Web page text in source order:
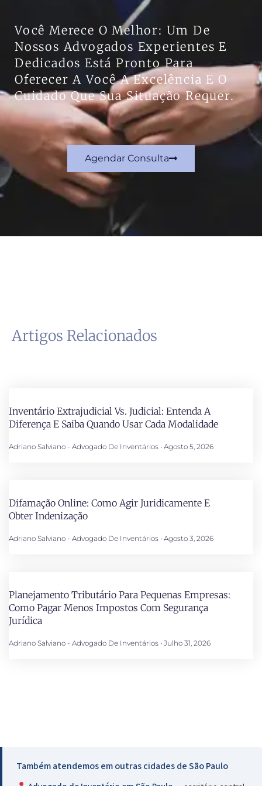
Você Merece O Melhor: Um De
Nossos Advogados Experientes E
Dedicados Está Pronto Para
Oferecer A Você A Excelência E O
Cuidado Que Sua Situação Requer.
Agendar Consulta
Artigos Relacionados
Inventário Extrajudicial Vs. Judicial: Entenda A
Diferença E Saiba Quando Usar Cada Modalidade
Adriano Salviano - Advogado De Inventários Agosto 5, 2026
Difamação Online: Como Agir Juridicamente E
Obter Indenização
Adriano Salviano - Advogado De Inventários Agosto 3, 2026
Planejamento Tributário Para Pequenas Empresas:
Como Pagar Menos Impostos Com Segurança
Jurídica
Adriano Salviano - Advogado De Inventários Julho 31, 2026
Também atendemos em outras cidades de São Paulo